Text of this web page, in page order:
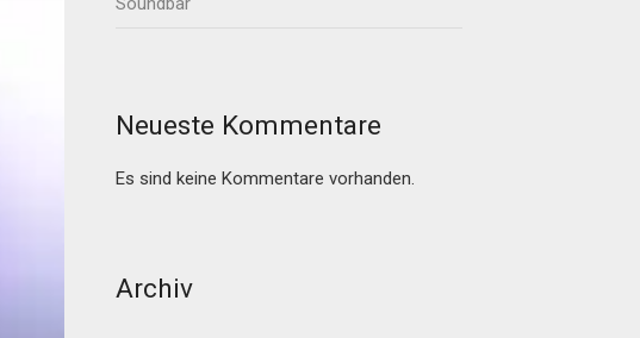
Neueste Kommentare
Es sind keine Kommentare vorhanden.
Archiv